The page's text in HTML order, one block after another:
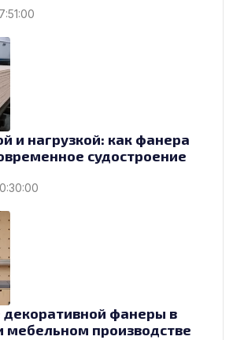
и нагрузкой: как фанера
судостроение
декоративной фанеры в
мебельном производстве